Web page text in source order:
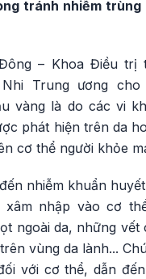
tránh nhiễm trùng
– Khoa Điều trị
Trung ương cho
vàng là do các vi
phát hiện trên da
cơ thể người khỏe
nhiễm khuẩn
nhập vào cơ
ngoài da, những vết
vùng da lành...
với cơ thể, dẫn